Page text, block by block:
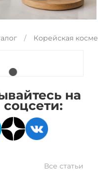
Корейская
на
Все статьи